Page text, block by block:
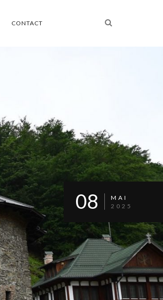
CONTACT
08
MAI
2025